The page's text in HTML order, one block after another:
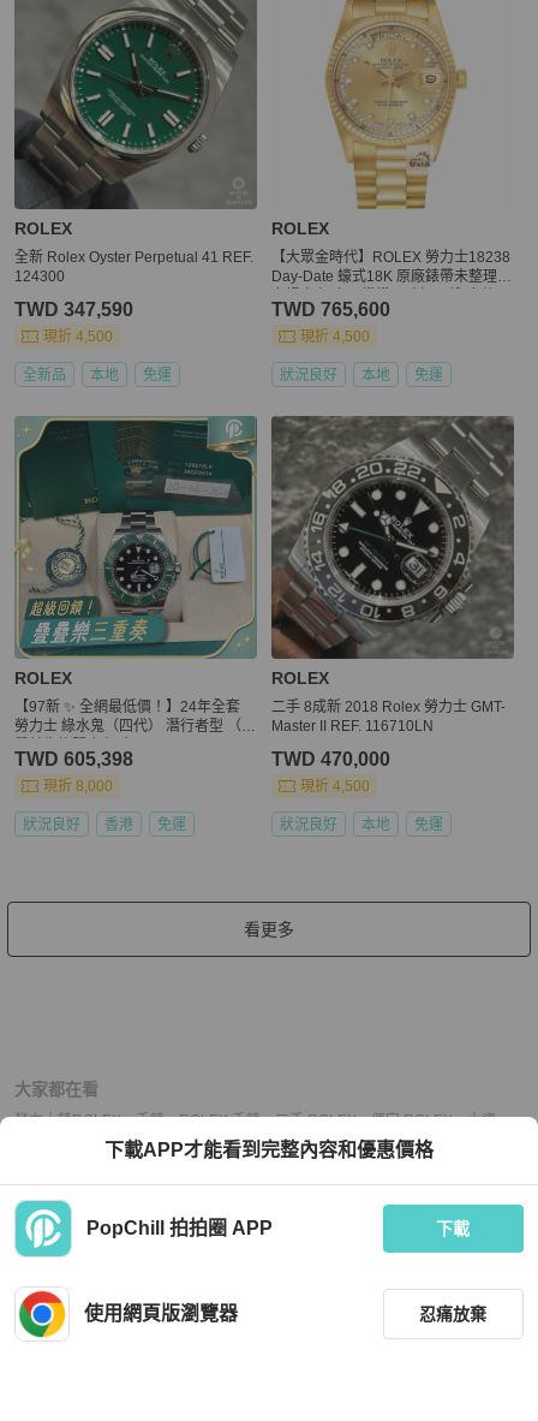
ROLEX
全新 Rolex Oyster Perpetual 41 REF.
124300
TWD 347,590
現折 4,500
全新品 本地 免運
ROLEX
【大眾金時代】ROLEX 勞力士18238
Day-Date 蠔式18K 原廠錶帶未整理
廠貼紙 大眾金時代G255
TWD 765,600
現折 4,500
狀況良好 本地 免運
ROLEX
【97新 ✨ 全網最低價！】24年全套
勞力士 綠水鬼（四代） 潛行者型 （下
TWD 605,398
現折 8,000
狀況良好 香港 免運
ROLEX
二手 8成新 2018 Rolex 勞力士 GMT-
Master II REF. 116710LN
TWD 470,000
現折 4,500
狀況良好 本地 免運
看更多
大家都在看
勞力士錶ROLEX、手錶、ROLEX 手錶、二手 ROLEX、便宜 ROLEX、小資
熱門 ROLEX、中古 ROLEX、推薦 ROLEX、二手 手錶、
熱門 手錶、 中古 手錶、推薦 手錶
下載APP才能看到完整內容和優惠價格
PopChill 拍拍圈 APP 下載
使用網頁版瀏覽器 忍痛放棄